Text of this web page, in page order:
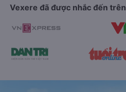
Vexere đã được nhắc đến trên